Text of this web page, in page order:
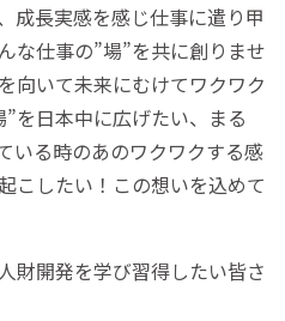
成長実感を感じ仕事に遣り甲
な仕事の”場”を共に創りませ
いて未来にむけてワクワク
を日本中に広げたい、まる
いる時のあのワクワクする感
こしたい！この想いを込めて
財開発を学び習得したい皆さ